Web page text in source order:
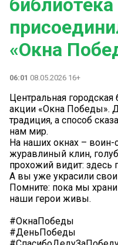
«Окна
06:01 08.05.2026 16+
Центральная
акции «Окна Победы».
традиция, а способ
нам мир.
На наших окнах – воин-
журавлиный клин,
прохожий видит: здесь
А вы уже украсили свои
Помните: пока мы
наши герои живы.
#ОкнаПобеды
#ДеньПобеды